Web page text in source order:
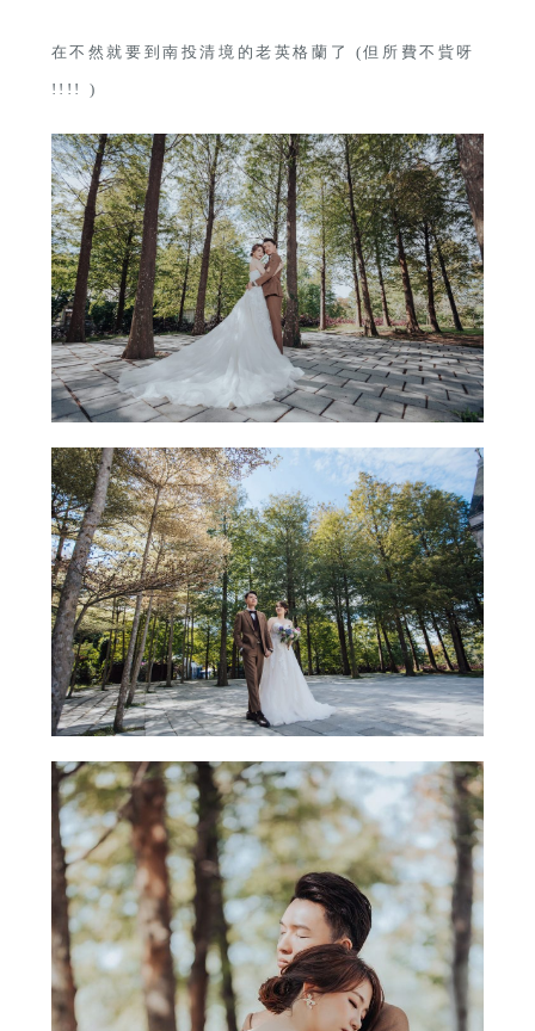
在不然就要到南投清境的老英格蘭了 (但所費不貲呀
!!!! )